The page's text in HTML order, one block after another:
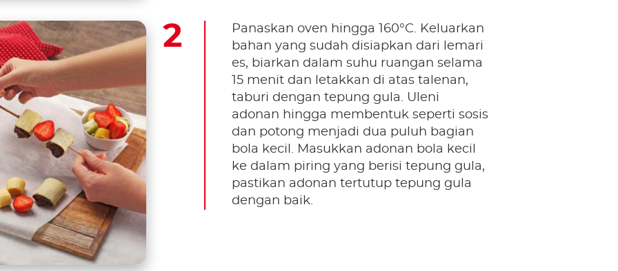
Panaskan oven hingga 160°C. Keluarkan
bahan yang sudah disiapkan dari lemari
es, biarkan dalam suhu ruangan selama
15 menit dan letakkan di atas talenan,
taburi dengan tepung gula. Uleni
adonan hingga membentuk seperti sosis
dan potong menjadi dua puluh bagian
bola kecil. Masukkan adonan bola kecil
ke dalam piring yang berisi tepung gula,
pastikan adonan tertutup tepung gula
dengan baik.